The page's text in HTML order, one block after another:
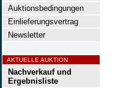
Auktionsbedingungen
Einlieferungsvertrag
Newsletter
AKTUELLE AUKTION
Nachverkauf und
Ergebnisliste